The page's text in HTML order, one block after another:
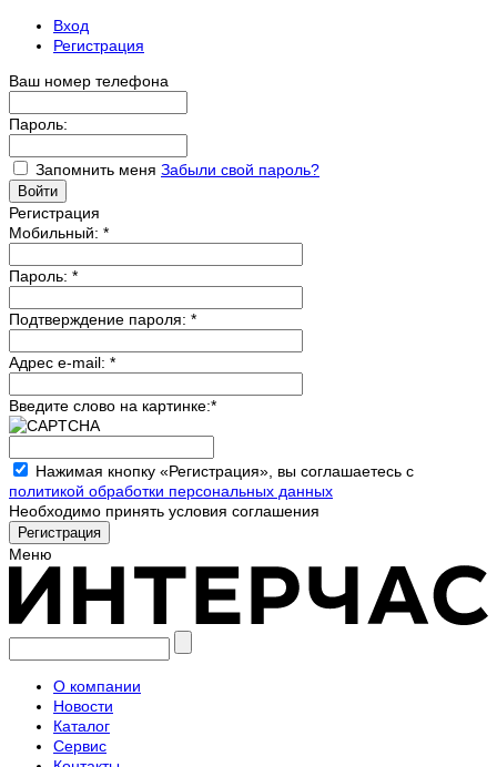
Вход
Регистрация
Ваш номер телефона
Пароль:
Запомнить меня Забыли свой пароль?
Регистрация
Мобильный: *
Пароль: *
Подтверждение пароля: *
Адрес e-mail: *
Введите слово на картинке:*
Нажимая кнопку «Регистрация», вы соглашаетесь с
политикой обработки персональных данных
Необходимо принять условия соглашения
Меню
О компании
Новости
Каталог
Сервис